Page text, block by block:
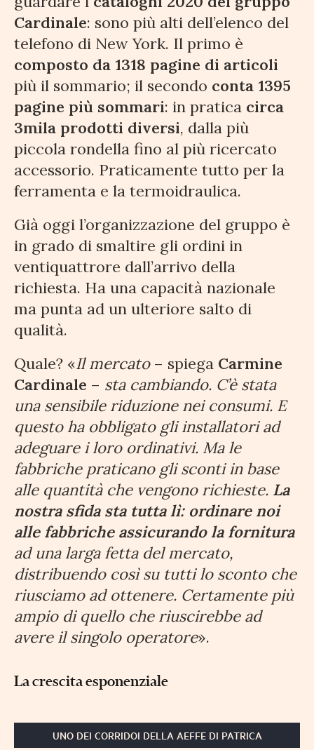
Cardinale: sono più alti dell’elenco del
telefono di New York. Il primo è
composto da 1318 pagine di articoli
più il sommario; il secondo conta 1395
pagine più sommari: in pratica circa
3mila prodotti diversi, dalla più
piccola rondella fino al più ricercato
accessorio. Praticamente tutto per la
ferramenta e la termoidraulica.
Già oggi l’organizzazione del gruppo è
in grado di smaltire gli ordini in
ventiquattrore dall’arrivo della
richiesta. Ha una capacità nazionale
ma punta ad un ulteriore salto di
qualità.
Quale? «Il mercato– spiega Carmine
Cardinale – sta cambiando. C’è stata
una sensibile riduzione nei consumi. E
questo ha obbligato gli installatori ad
adeguare i loro ordinativi. Ma le
fabbriche praticano gli sconti in base
alle quantità che vengono richieste. La
nostra sfida sta tutta lì: ordinare noi
alle fabbriche assicurando la fornitura
ad una larga fetta del mercato,
distribuendo così su tutti lo sconto che
riusciamo ad ottenere. Certamente più
ampio di quello che riuscirebbe ad
avere il singolo operatore».
La crescita esponenziale
UNO DEI CORRIDOI DELLA AEFFE DI PATRICA